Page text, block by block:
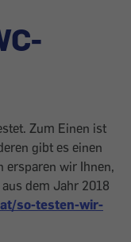
Zum Einen ist
gibt es einen
ersparen wir Ihnen,
dem Jahr 2018
so-testen-wir-